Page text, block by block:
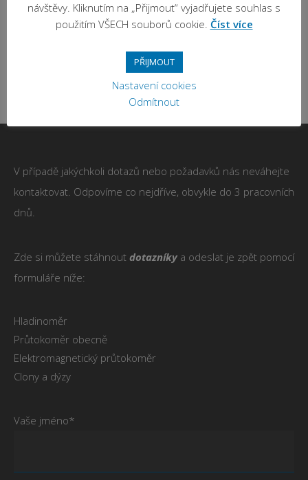
Čtěte více hladinoměry
Čtěte více
V případě jakýchkoli dotazů nebo požadavků nás neváhejte
kontaktovat. Odpovíme co nejdříve, obvykle do 3 pracovních
dnů.
Zde si můžete stáhnout dotazníky a odeslat je zpět pomocí
formuláře níže:
Hladinoměr
Průtokoměr obecně
Elektromagnetický průtokoměr
Clony a dýzy
Vaše jméno*
návštěvy. Kliknutím na „Přijmout“ vyjadřujete souhlas s
použitím VŠECH souborů cookie. Číst více
PŘIJMOUT
Nastavení cookies
Odmítnout